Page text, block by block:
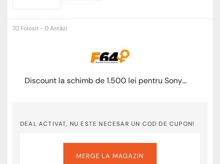
70 Folosit - 0 Astăzi
Discount la schimb de 1.500 lei pentru Sony A7RIV A body
DEAL ACTIVAT, NU ESTE NECESAR UN COD DE CUPON!
MERGE LA MAGAZIN